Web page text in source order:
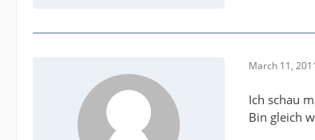
March 11,
Ich schau
Bin gleich